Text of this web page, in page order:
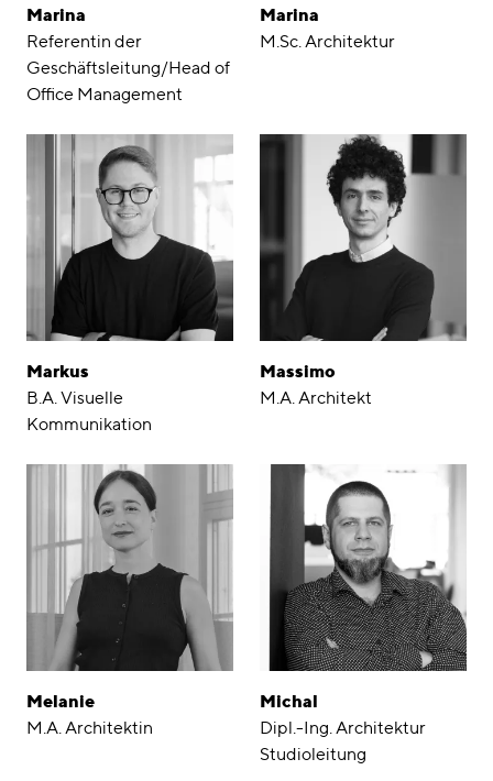
Marina
Referentin der
Geschäftsleitung/Head of
Office Management
Marina
M.Sc. Architektur
Markus
B.A. Visuelle
Kommunikation
Massimo
M.A. Architekt
Melanie
M.A. Architektin
Michal
Dipl.-Ing. Architektur
Studioleitung